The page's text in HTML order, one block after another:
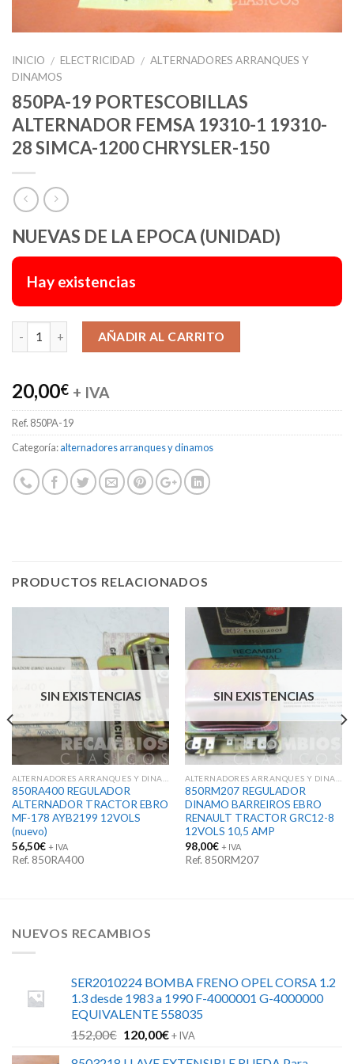
INICIO / ELECTRICIDAD / ALTERNADORES ARRANQUES Y
DINAMOS
850PA-19 PORTESCOBILLAS
ALTERNADOR FEMSA 19310-1 19310-
28 SIMCA-1200 CHRYSLER-150
NUEVAS DE LA EPOCA (UNIDAD)
Hay existencias
AÑADIR AL CARRITO
20,00€ + IVA
Ref. 850PA-19
Categoría:alternadores arranques y dinamos
PRODUCTOS RELACIONADOS
SIN EXISTENCIAS
850RA400 REGULADOR
ALTERNADOR TRACTOR EBRO
MF-178 AYB2199 12VOLS
(nuevo)
56,50€ + IVA
Ref. 850RA400
SIN EXISTENCIAS
850RM207 REGULADOR
DINAMO BARREIROS EBRO
RENAULT TRACTOR GRC12-8
12VOLS 10,5 AMP
98,00€ + IVA
Ref. 850RM207
NUEVOS RECAMBIOS
SER2010224 BOMBA FRENO OPEL CORSA 1.2
1.3 desde 1983 a 1990 F-4000001 G-4000000
EQUIVALENTE 558035
152,00€ El
120,00€El+ IVA